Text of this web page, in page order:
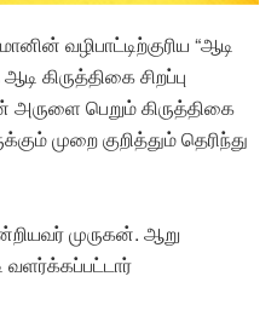
வழிபாட்டிற்குரிய “ஆடி
கிருத்திகை சிறப்பு
அருளை பெறும் கிருத்திகை
முறை குறித்தும் தெரிந்து
முருகன். ஆறு
வளர்க்கப்பட்டார்